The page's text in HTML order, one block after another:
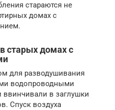
стараются не
домах с
старых домах с
для разводушивания
водопроводными
в заглушки
Спуск воздуха